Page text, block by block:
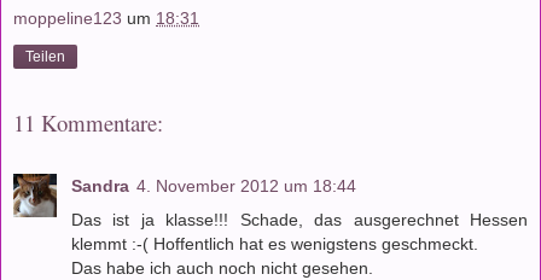
moppeline123 um 18:31
Teilen
11 Kommentare:
Sandra 4. November 2012 um 18:44
Das ist ja klasse!!! Schade, das ausgerechnet Hessen
klemmt :-( Hoffentlich hat es wenigstens geschmeckt.
Das habe ich auch noch nicht gesehen.